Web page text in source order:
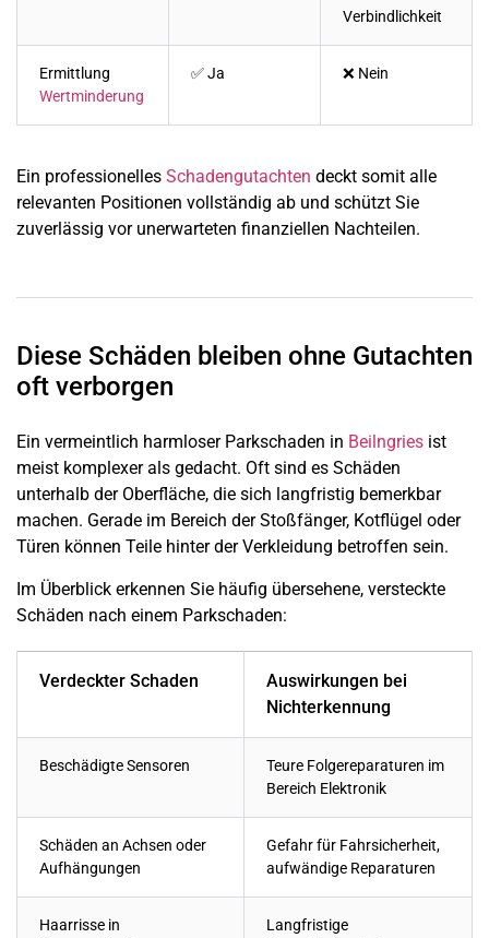
Verbindlichkeit
Ermittlung
Wertminderung
✅ Ja ❌ Nein
Ein professionelles Schadengutachten deckt somit alle
relevanten Positionen vollständig ab und schützt Sie
zuverlässig vor unerwarteten finanziellen Nachteilen.
Diese Schäden bleiben ohne Gutachten
oft verborgen
Ein vermeintlich harmloser Parkschaden in Beilngries ist
meist komplexer als gedacht. Oft sind es Schäden
unterhalb der Oberfläche, die sich langfristig bemerkbar
machen. Gerade im Bereich der Stoßfänger, Kotflügel oder
Türen können Teile hinter der Verkleidung betroffen sein.
Im Überblick erkennen Sie häufig übersehene, versteckte
Schäden nach einem Parkschaden:
Verdeckter Schaden
Auswirkungen bei
Nichterkennung
Beschädigte Sensoren
Teure Folgereparaturen im
Bereich Elektronik
Schäden an Achsen oder
Aufhängungen
Gefahr für Fahrsicherheit,
aufwändige Reparaturen
Haarrisse in
Langfristige